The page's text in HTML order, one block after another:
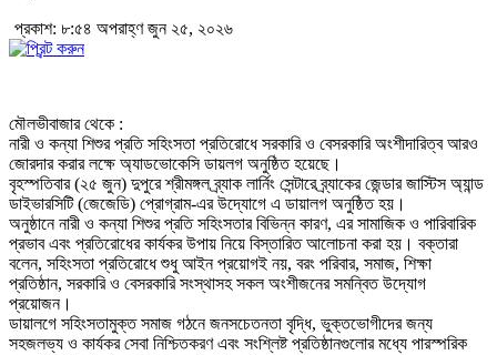
প্রকাশ: ৮:৫৪ অপরাহ্ণ জুন ২৫, ২০২৬
মৌলভীবাজার থেকে :
নারী ও কন্যা শিশুর প্রতি সহিংসতা প্রতিরোধে সরকারি ও বেসরকারি অংশীদারিত্ব আরও
জোরদার করার লক্ষে অ্যাডভোকেসি ডায়লগ অনুষ্ঠিত হয়েছে।
বৃহস্পতিবার (২৫ জুন) দুপুরে শ্রীমঙ্গল ব্র্যাক লার্নিং সেন্টারে ব্র্যাকের জেন্ডার জাস্টিস অ্যান্ড
ডাইভারসিটি (জেজেডি) প্রোগ্রাম-এর উদ্যোগে এ ডায়ালগ অনুষ্ঠিত হয়।
অনুষ্ঠানে নারী ও কন্যা শিশুর প্রতি সহিংসতার বিভিন্ন কারণ, এর সামাজিক ও পারিবারিক
প্রভাব এবং প্রতিরোধের কার্যকর উপায় নিয়ে বিস্তারিত আলোচনা করা হয়। বক্তারা
বলেন, সহিংসতা প্রতিরোধে শুধু আইন প্রয়োগই নয়, বরং পরিবার, সমাজ, শিক্ষা
প্রতিষ্ঠান, সরকারি ও বেসরকারি সংস্থাসহ সকল অংশীজনের সমন্বিত উদ্যোগ
প্রয়োজন।
ডায়ালগে সহিংসতামুক্ত সমাজ গঠনে জনসচেতনতা বৃদ্ধি, ভুক্তভোগীদের জন্য
সহজলভ্য ও কার্যকর সেবা নিশ্চিতকরণ এবং সংশ্লিষ্ট প্রতিষ্ঠানগুলোর মধ্যে পারস্পরিক